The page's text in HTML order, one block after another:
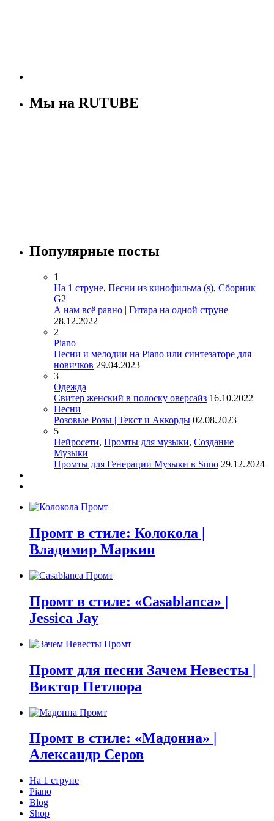
Мы на RUTUBE
Популярные посты
1
На 1 струне, Песни из кинофильма (s), Сборник
G2
А нам всё равно | Гитара на одной струне
28.12.2022
2
Piano
Песни и мелодии на Piano или синтезаторе для
новичков 29.04.2023
3
Одежда
Свитер женский в полоску оверсайз 16.10.2022
Песни
Розовые Розы | Текст и Аккорды 02.08.2023
5
Нейросети, Промты для музыки, Создание
Музыки
Промты для Генерации Музыки в Suno 29.12.2024
Промт в стиле: Колокола |
Владимир Маркин
Промт в стиле: «Casablanca» |
Jessica Jay
Промт для песни Зачем Невесты |
Виктор Петлюра
Промт в стиле: «Мадонна» |
Александр Серов
На 1 струне
Piano
Blog
Shop